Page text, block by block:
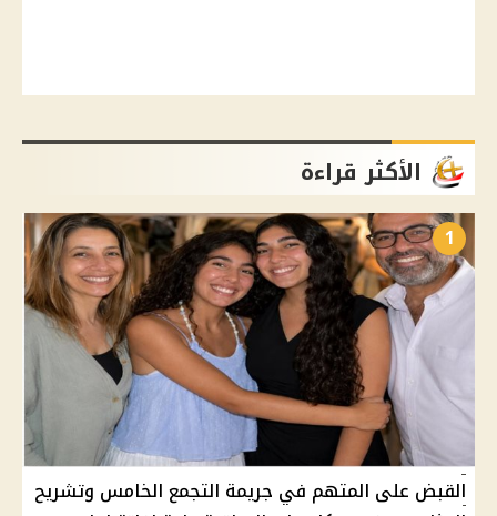
الأكثر قراءة
1
القبض على المتهم في جريمة التجمع الخامس وتشريح